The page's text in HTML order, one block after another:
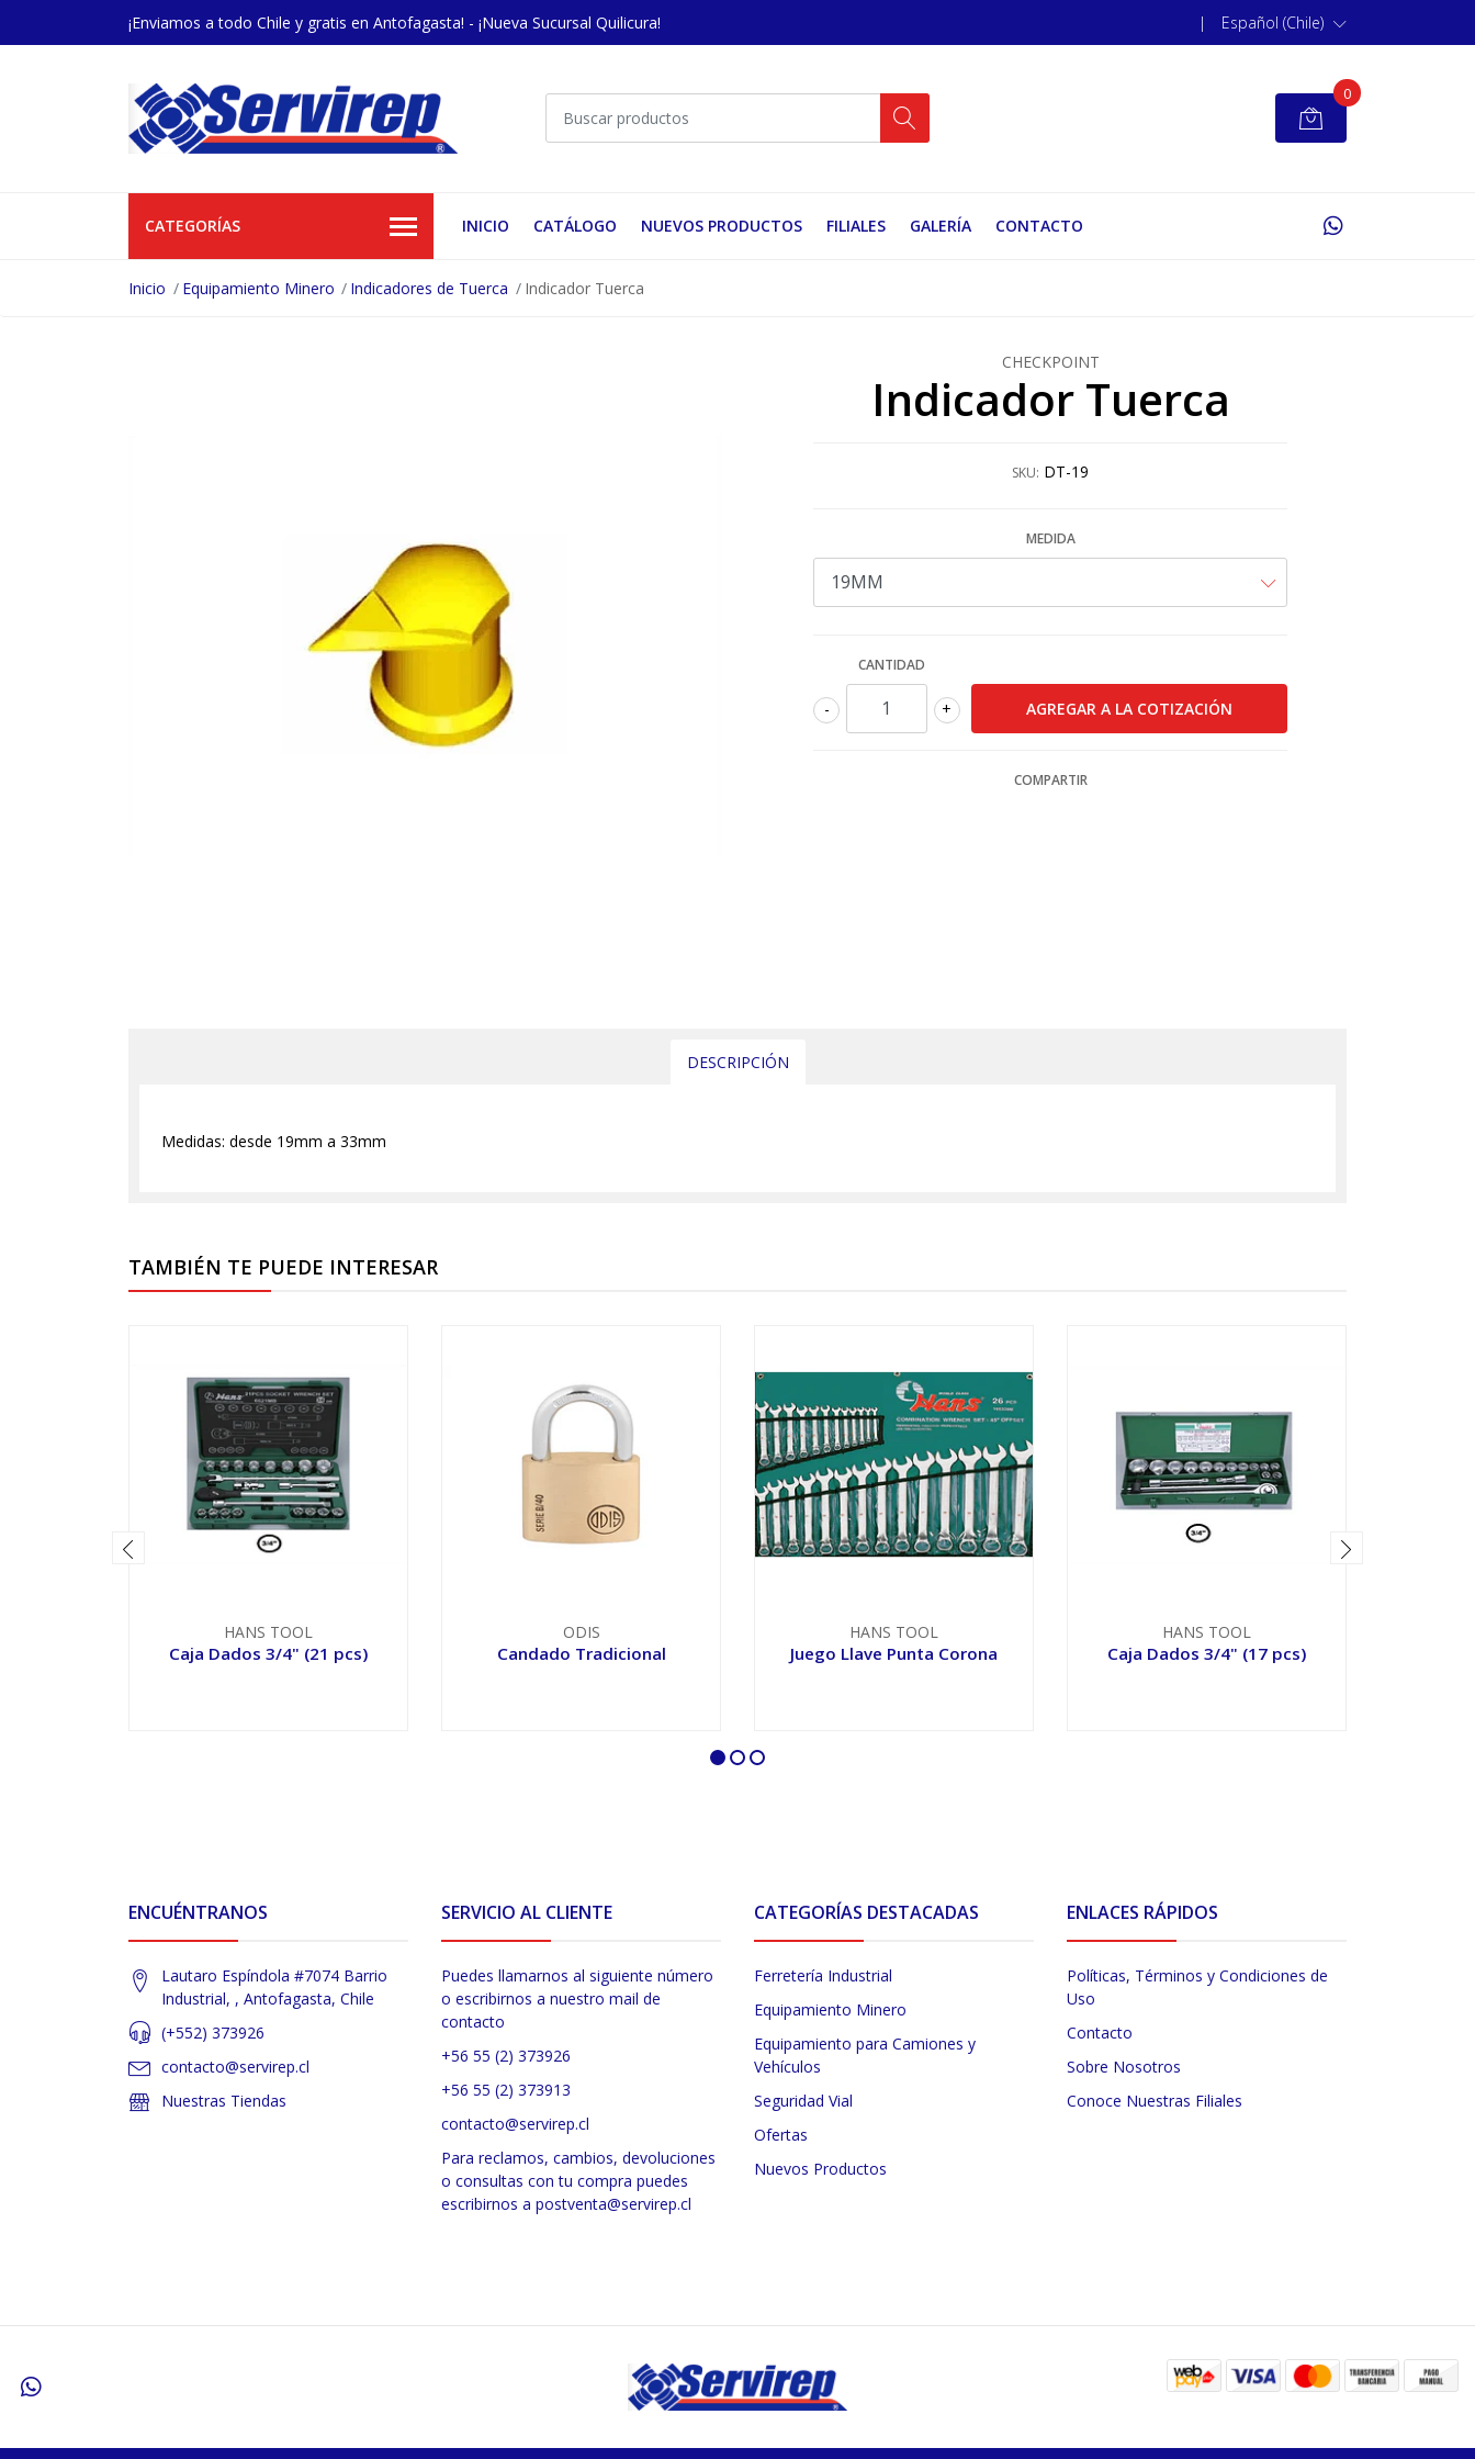
¡Enviamos a todo Chile y gratis en Antofagasta! - ¡Nueva Sucursal Quilicura! | Español (Chile)
0
CATEGORÍAS INICIO CATÁLOGO NUEVOS PRODUCTOS FILIALES GALERÍA CONTACTO
Inicio Equipamiento Minero Indicadores de Tuerca Indicador Tuerca
CHECKPOINT
Indicador Tuerca
SKU: DT-19
MEDIDA
CANTIDAD
+
-
COMPARTIR
DESCRIPCIÓN
Medidas: desde 19mm a 33mm
TAMBIÉN TE PUEDE INTERESAR
HANS TOOL
Caja Dados 3/4" (21 pcs)
ODIS
Candado Tradicional
HANS TOOL
Juego Llave Punta Corona
HANS TOOL
Caja Dados 3/4" (17 pcs)
ENCUÉNTRANOS
Lautaro Espíndola #7074 Barrio
Industrial, , Antofagasta, Chile
(+552) 373926
contacto@servirep.cl
Nuestras Tiendas
SERVICIO AL CLIENTE
Puedes llamarnos al siguiente número
o escribirnos a nuestro mail de
contacto
+56 55 (2) 373926
+56 55 (2) 373913
contacto@servirep.cl
Para reclamos, cambios, devoluciones
o consultas con tu compra puedes
escribirnos a postventa@servirep.cl
CATEGORÍAS DESTACADAS
Ferretería Industrial
Equipamiento Minero
Equipamiento para Camiones y
Vehículos
Seguridad Vial
Ofertas
Nuevos Productos
ENLACES RÁPIDOS
Políticas, Términos y Condiciones de
Uso
Contacto
Sobre Nosotros
Conoce Nuestras Filiales